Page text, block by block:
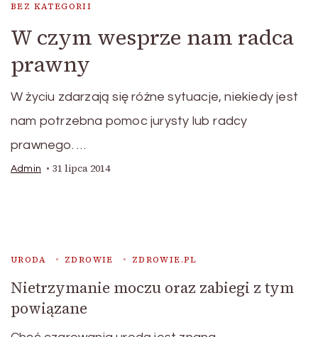
BEZ KATEGORII
W czym wesprze nam radca
prawny
W życiu zdarzają się różne sytuacje, niekiedy jest
nam potrzebna pomoc jurysty lub radcy
prawnego. …
Admin 31 lipca 2014
URODA ZDROWIE ZDROWIE.PL
Nietrzymanie moczu oraz zabiegi z tym
powiązane